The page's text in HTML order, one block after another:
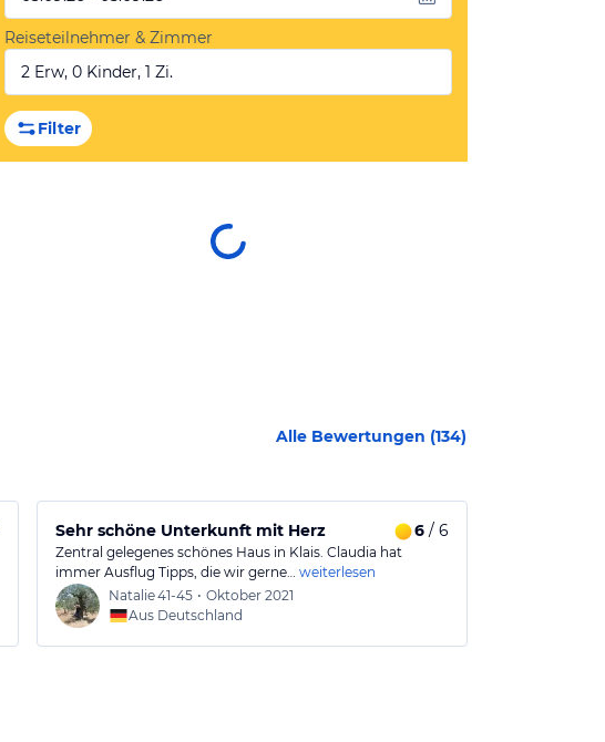
Reiseteilnehmer & Zimmer
2 Erw, 0 Kinder, 1 Zi.
Filter
Alle Bewertungen (134)
Sehr schöne Unterkunft mit Herz 6/ 6
Zentral gelegenes schönes Haus in Klais. Claudia hat
immer Ausflug Tipps, die wir gerne… weiterlesen
Natalie41-45 • Oktober 2021
Aus Deutschland